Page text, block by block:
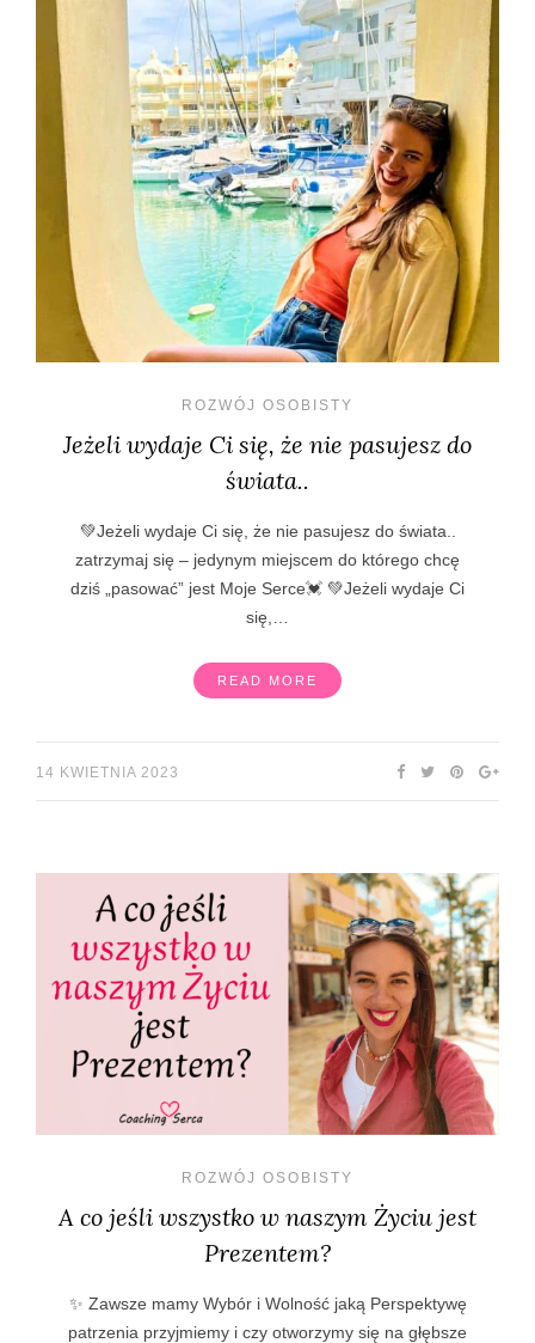
ROZWÓJ OSOBISTY
Jeżeli wydaje Ci się, że nie pasujesz do
świata..
💚Jeżeli wydaje Ci się, że nie pasujesz do świata..
zatrzymaj się – jedynym miejscem do którego chcę
dziś „pasować” jest Moje Serce💓 💚Jeżeli wydaje Ci
się,…
READ MORE
14 KWIETNIA 2023
ROZWÓJ OSOBISTY
A co jeśli wszystko w naszym Życiu jest
Prezentem?
✨ Zawsze mamy Wybór i Wolność jaką Perspektywę
patrzenia przyjmiemy i czy otworzymy się na głębsze